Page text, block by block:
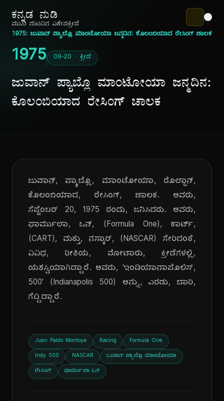
ಕನ್ನಡ ನುಡಿ
ಮುಖ ಪುಟದಿನ ವಿಶೇಷಕ್ರೀಡೆ
1975: ಜುವಾನ್ ಪ್ಯಾಬ್ಲೊ ಮಾಂಟೋಯಾ ಜನ್ಮದಿನ: ಕೊಲಂಬಿಯಾದ ರೇಸಿಂಗ್ ಚಾಲಕ
1975 09-20 · ಕ್ರೀಡೆ
ಜುವಾನ್ ಪ್ಯಾಬ್ಲೊ ಮಾಂಟೋಯಾ ಜನ್ಮದಿನ:
ಕೊಲಂಬಿಯಾದ ರೇಸಿಂಗ್ ಚಾಲಕ
ಜುವಾನ್, ಪ್ಯಾಬ್ಲೊ, ಮಾಂಟೋಯಾ, ರೊಲ್ಡಾನ್,
ಕೊಲಂಬಿಯಾದ, ರೇಸಿಂಗ್, ಚಾಲಕ. ಅವರು,
ಸೆಪ್ಟೆಂಬರ್ 20, 1975 ರಂದು, ಜನಿಸಿದರು. ಅವರು,
ಫಾರ್ಮುಲಾ, ಒನ್, (Formula One), ಕಾರ್ಟ್,
(CART), ಮತ್ತು, ನಸ್ಕಾರ್, (NASCAR) ಸೇರಿದಂತೆ,
ವಿವಿಧ, ರೀತಿಯ, ಮೋಟಾರು, ಕ್ರೀಡೆಗಳಲ್ಲಿ,
ಯಶಸ್ವಿಯಾಗಿದ್ದಾರೆ. ಅವರು, 'ಇಂಡಿಯಾನಾಪೊಲಿಸ್,
500' (Indianapolis 500) ಅನ್ನು, ಎರಡು, ಬಾರಿ,
ಗೆದ್ದಿದ್ದಾರೆ.
Juan Pablo Montoya Racing Formula One
Indy 500 NASCAR ಜುವಾನ್ ಪ್ಯಾಬ್ಲೊ ಮಾಂಟೋಯಾ
ರೇಸಿಂಗ್ ಫಾರ್ಮುಲಾ ಒನ್